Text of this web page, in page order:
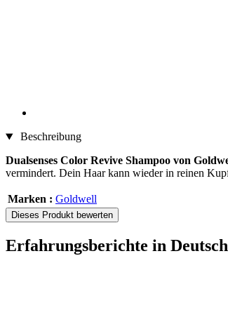
Beschreibung
Dualsenses Color Revive Shampoo von
vermindert. Dein Haar kann wieder in reinen
Marken : Goldwell
Dieses Produkt bewerten
Erfahrungsberichte in